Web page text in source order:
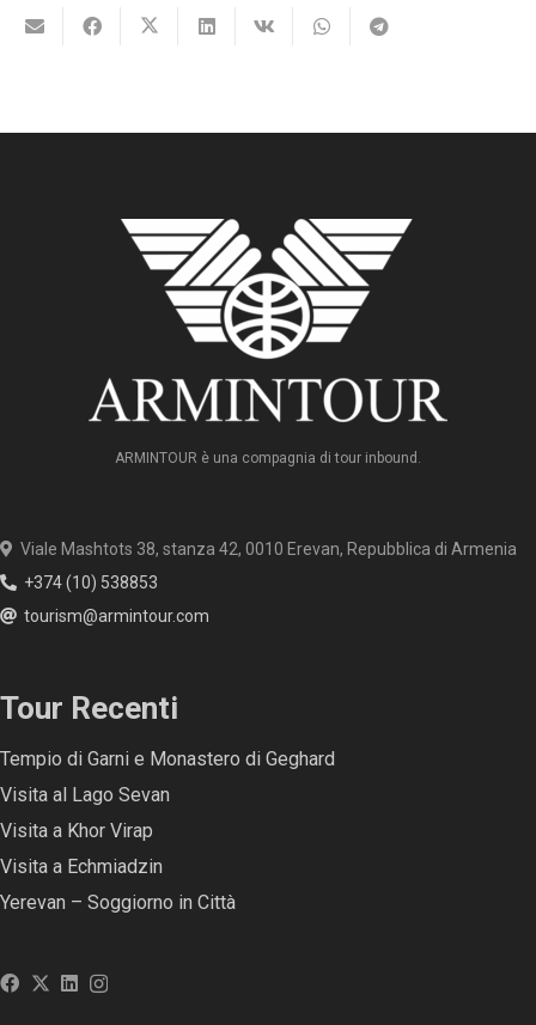
ARMINTOUR è una compagnia di tour inbound.
Viale Mashtots 38, stanza 42, 0010 Erevan, Repubblica di Armenia
+374 (10) 538853
tourism@armintour.com
Tour Recenti
Tempio di Garni e Monastero di Geghard
Visita al Lago Sevan
Visita a Khor Virap
Visita a Echmiadzin
Yerevan – Soggiorno in Città